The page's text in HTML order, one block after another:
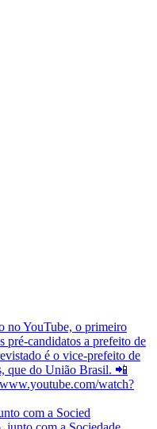
com a Socied